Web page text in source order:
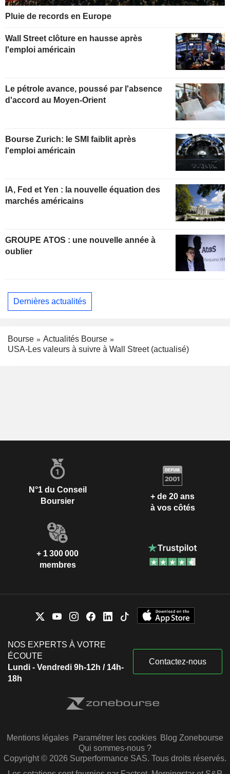
Pluie de records en Europe
Wall Street clôture en hausse après
l'emploi américain
Le pétrole avance, poussé par l'absence
d'accord au Moyen-Orient
Bourse Zurich: le SMI faiblit après
l'emploi américain
IA, Fed et Yen : la nouvelle équation des
marchés américains
GROUPE ATOS : une nouvelle année à
oublier
Dernières actualités
Bourse
Actualités Bourse
USA-Les valeurs à suivre à Wall Street (actualisé)
N°1 du Conseil
Boursier
+ de 20 ans
à vos côtés
+ 1 300 000
membres
NOS EXPERTS À VOTRE
ÉCOUTE
Lundi - Vendredi 9h-12h / 14h-
18h
Contactez-nous
Mentions légales Paramétrer les cookies Blog Zonebourse
Qui sommes-nous ?
Copyright © 2026 Surperformance SAS. Tous droits réservés.